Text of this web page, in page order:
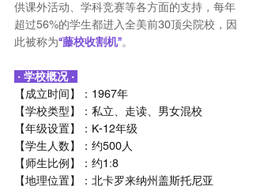
供课外活动、学科竞赛等各方面的支持，每年
超过56%的学生都进入全美前30顶尖院校，因
此被称为“藤校收割机”。
· 学校概况 ·
【成立时间】：1967年
【学校类型】：私立、走读、男女混校
【年级设置】：K-12年级
【学生人数】：约500人
【师生比例】：约1:8
【地理位置】：北卡罗来纳州盖斯托尼亚